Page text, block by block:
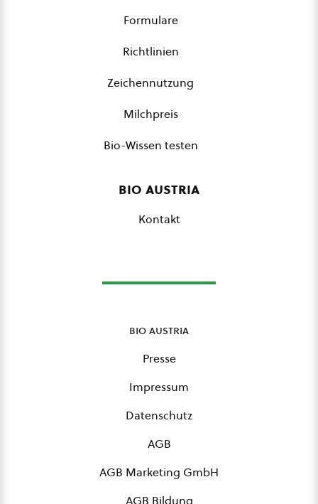
Formulare
Richtlinien
Zeichennutzung
Milchpreis
Bio-Wissen testen
bio austria
Kontakt
bio austria
Presse
Impressum
Datenschutz
AGB
AGB Marketing GmbH
AGB Bildung